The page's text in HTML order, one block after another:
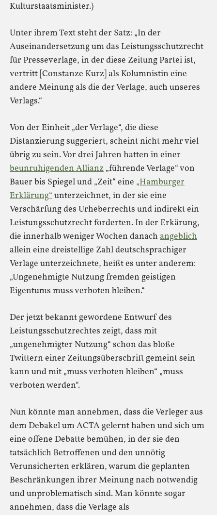
Kulturstaatsminister.)
Unter ihrem Text steht der Satz: „In der
Auseinandersetzung um das Leistungsschutzrecht
für Presseverlage, in der diese Zeitung Partei ist,
vertritt [Constanze Kurz] als Kolumnistin eine
andere Meinung als die der Verlage, auch unseres
Verlags.“
Von der Einheit „der Verlage“, die diese
Distanzierung suggeriert, scheint nicht mehr viel
übrig zu sein. Vor drei Jahren hatten in einer
beunruhigenden Allianz „führende Verlage“ von
Bauer bis Spiegel und „Zeit“ eine „Hamburger
Erklärung“unterzeichnet, in der sie eine
Verschärfung des Urheberrechts und indirekt ein
Leistungsschutzrecht forderten. In der Erkärung,
die innerhalb weniger Wochen danach angeblich
allein eine dreistellige Zahl deutschsprachiger
Verlage unterzeichnete, heißt es unter anderem:
„Ungenehmigte Nutzung fremden geistigen
Eigentums muss verboten bleiben.“
Der jetzt bekannt gewordene Entwurf des
Leistungsschutzrechtes zeigt, dass mit
„ungenehmigter Nutzung“ schon das bloße
Twittern einer Zeitungsüberschrift gemeint sein
kann und mit „muss verboten bleiben“ „muss
verboten werden“.
Nun könnte man annehmen, dass die Verleger aus
dem Debakel um ACTA gelernt haben und sich um
eine offene Debatte bemühen, in der sie den
tatsächlich Betroffenen und den unnötig
Verunsicherten erklären, warum die geplanten
Beschränkungen ihrer Meinung nach notwendig
und unproblematisch sind. Man könnte sogar
annehmen, dass die Verlage als